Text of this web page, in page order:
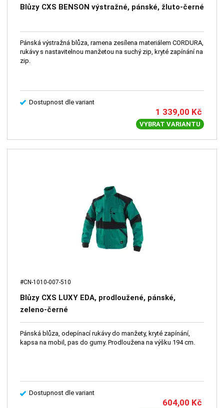
Blůzy CXS BENSON výstražné, pánské, žluto-černé
Pánská výstražná blůza, ramena zesílena materiálem CORDURA,
rukávy s nastavitelnou manžetou na suchý zip, kryté zapínání na
zip.
Dostupnost dle variant
1 339,00 Kč
VYBRAT VARIANTU
#CN-1010-007-510
Blůzy CXS LUXY EDA, prodloužené, pánské,
zeleno-černé
Pánská blůza, odepínací rukávy do manžety, kryté zapínání,
kapsa na mobil, pas do gumy. Prodloužena na výšku 194 cm.
Dostupnost dle variant
604,00 Kč